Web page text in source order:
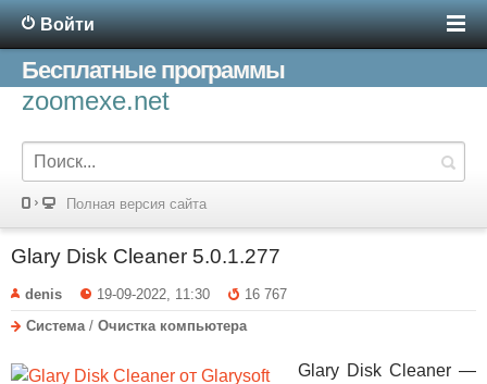
Войти
Бесплатные программы
zoomexe.net
Полная версия сайта
Glary Disk Cleaner 5.0.1.277
denis 19-09-2022, 11:30
16 767
Система / Очистка компьютера
Glary Disk Cleaner —